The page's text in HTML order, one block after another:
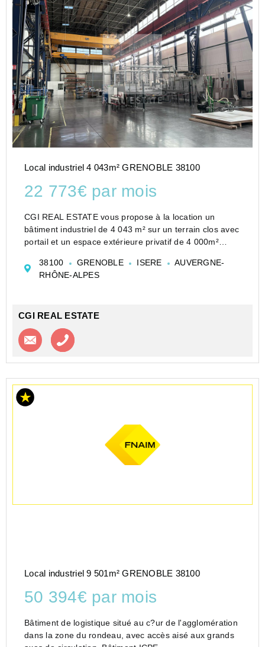
Local industriel 4 043m² GRENOBLE 38100
22 773€ par mois
CGI REAL ESTATE vous propose à la location un
bâtiment industriel de 4 043 m² sur un terrain clos avec
portail et un espace extérieure privatif de 4 000m²
atouts avec une grande hauteur ainsi que 2 ponts ro...
38100 GRENOBLE ISERE
AUVERGNE-
RHÔNE-ALPES
CGI REAL ESTATE
Contacter l'agence
Local industriel 9 501m² GRENOBLE 38100
50 394€ par mois
Bâtiment de logistique situé au c?ur de l'agglomération
dans la zone du rondeau, avec accès aisé aux grands